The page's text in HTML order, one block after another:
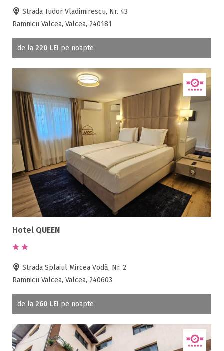
Strada Tudor Vladimirescu, Nr. 43
Ramnicu Valcea, Valcea, 240181
de la 220 LEI pe noapte
Hotel QUEEN
Strada Splaiul Mircea Vodă, Nr. 2
Ramnicu Valcea, Valcea, 240603
de la 260 LEI pe noapte